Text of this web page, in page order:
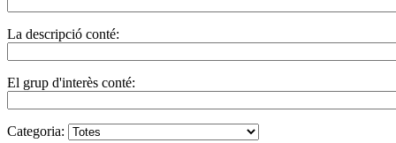
La descripció conté:
El grup d'interès conté:
Categoria: